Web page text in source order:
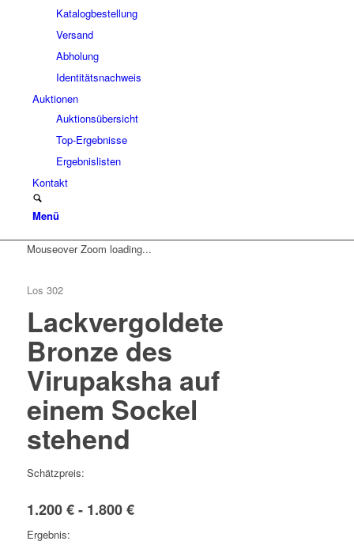
Katalogbestellung
Versand
Abholung
Identitätsnachweis
Auktionen
Auktionsübersicht
Top-Ergebnisse
Ergebnislisten
Kontakt
Menü
Mouseover Zoom loading...
Los 302
Lackvergoldete
Bronze des
Virupaksha auf
einem Sockel
stehend
Schätzpreis:
1.200 € - 1.800 €
Ergebnis: